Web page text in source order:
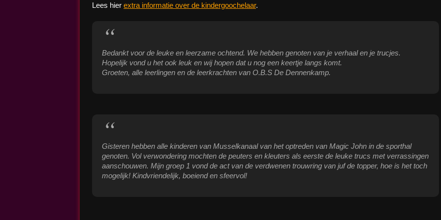
Lees hier extra informatie over de kindergoochelaar.
Bedankt voor de leuke en leerzame ochtend. We hebben genoten van je verhaal en je trucjes.
Hopelijk vond u het ook leuk en wij hopen dat u nog een keertje langs komt.
Groeten, alle leerlingen en de leerkrachten van O.B.S De Dennenkamp.
Gisteren hebben alle kinderen van Musselkanaal van het optreden van Magic John in de sporthal
genoten. Vol verwondering mochten de peuters en kleuters als eerste de leuke trucs met verrassingen
aanschouwen. Mijn groep 1 vond de act van de verdwenen trouwring van juf de topper, hoe is het toch
mogelijk! Kindvriendelijk, boeiend en sfeervol!